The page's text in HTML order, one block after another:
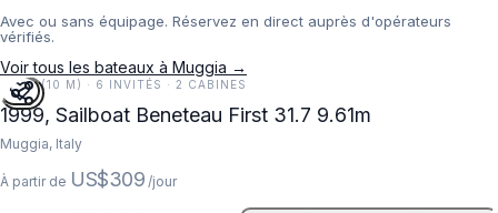
Avec ou sans équipage. Réservez en direct auprès d'opérateurs
vérifiés.
Voir tous les bateaux à Muggia →
32 FT (10 M) · 6 INVITÉS · 2 CABINES
1999, Sailboat Beneteau First 31.7 9.61m
Muggia, Italy
À partir de US$309 /jour